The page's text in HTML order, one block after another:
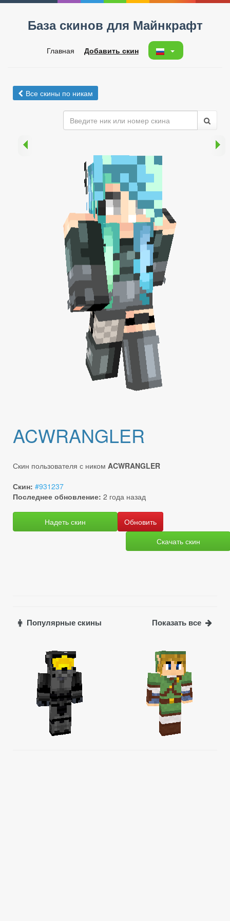
База скинов для Майнкрафт
Главная Добавить скин
Все скины по никам
ACWRANGLER
Скин пользователя с ником ACWRANGLER
Скин: #931237
Последнее обновление: 2 года назад
Надеть скин
Скачать скин
Популярные скины Показать все